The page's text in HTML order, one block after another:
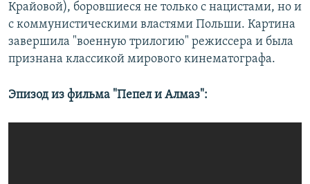
Крайовой), боровшиеся не только с нацистами, но и
с коммунистическими властями Польши. Картина
завершила "военную трилогию" режиссера и была
признана классикой мирового кинематографа.
Эпизод из фильма "Пепел и Алмаз":